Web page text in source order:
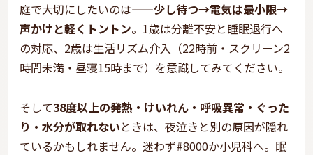
庭で大切にしたいのは——少し待つ→電気は最小限→
声かけと軽くトントン。1歳は分離不安と睡眠退行へ
の対応、2歳は生活リズム介入（22時前・スクリーン2
時間未満・昼寝15時まで）を意識してみてください。
そして38度以上の発熱・けいれん・呼吸異常・ぐった
り・水分が取れないときは、夜泣きと別の原因が隠れ
ているかもしれません。迷わず#8000か小児科へ。眠